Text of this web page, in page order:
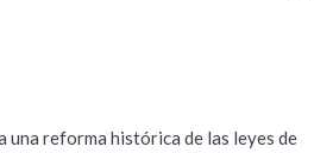
una reforma histórica de las leyes de